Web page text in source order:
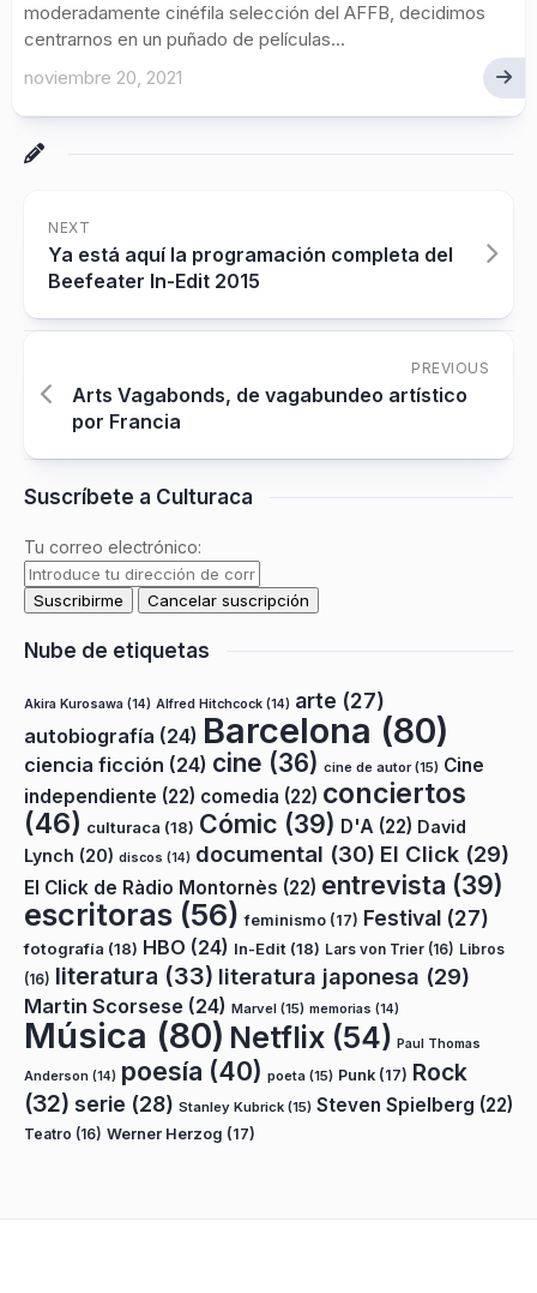
moderadamente cinéfila selección del AFFB, decidimos
centrarnos en un puñado de películas...
noviembre 20, 2021
NEXT
Ya está aquí la programación completa del
Beefeater In-Edit 2015
PREVIOUS
Arts Vagabonds, de vagabundeo artístico
por Francia
Suscríbete a Culturaca
Tu correo electrónico:
Nube de etiquetas
Akira Kurosawa (14) Alfred Hitchcock (14) arte (27)
autobiografía (24) Barcelona (80)
ciencia ficción (24) cine (36) cine de autor(15) Cine
independiente (22) comedia (22) conciertos
(46) culturaca (18) Cómic (39) D'A (22) David
Lynch (20) discos (14) documental (30) El Click (29)
El Click de Ràdio Montornès (22) entrevista (39)
escritoras (56) feminismo (17) Festival (27)
fotografía (18) HBO (24) In-Edit (18) Lars von Trier (16) Libros
(16) literatura (33) literatura japonesa (29)
Martin Scorsese (24) Marvel (15) memorias (14)
Música (80) Netflix (54) Paul Thomas
Anderson (14) poesía (40) poeta (15) Punk (17) Rock
(32) serie (28) Stanley Kubrick (15) Steven Spielberg (22)
Teatro (16) Werner Herzog (17)